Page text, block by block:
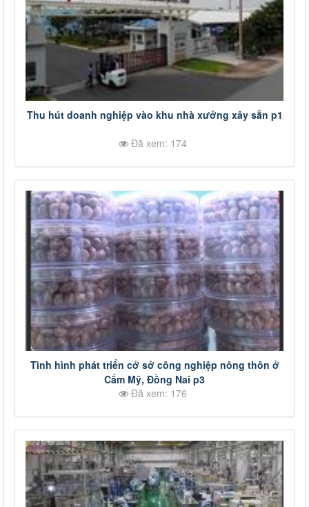
Thu hút doanh nghiệp vào khu nhà xưởng xây sẵn p1
Đã xem: 174
Tình hình phát triển cở sở công nghiệp nông thôn ở
Cẩm Mỹ, Đồng Nai p3
Đã xem: 176